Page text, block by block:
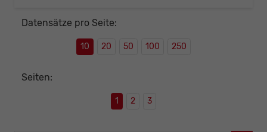
Datensätze pro Seite:
10 20 50 100 250
Seiten:
1 2 3